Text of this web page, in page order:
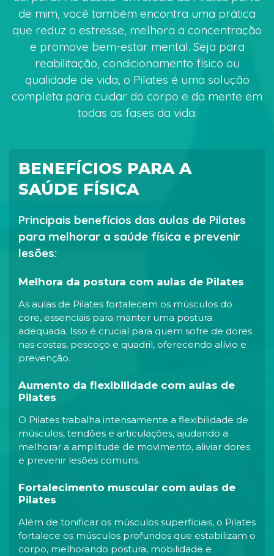
de mim, você também encontra uma prática
que reduz o estresse, melhora a concentração
e promove bem-estar mental. Seja para
reabilitação, condicionamento físico ou
qualidade de vida, o Pilates é uma solução
completa para cuidar do corpo e da mente em
todas as fases da vida.
BENEFÍCIOS PARA A
SAÚDE FÍSICA
Principais benefícios das aulas de Pilates
para melhorar a saúde física e prevenir
lesões:
Melhora da postura com aulas de Pilates
As aulas de Pilates fortalecem os músculos do
core, essenciais para manter uma postura
adequada. Isso é crucial para quem sofre de dores
nas costas, pescoço e quadril, oferecendo alívio e
prevenção.
Aumento da flexibilidade com aulas de
Pilates
O Pilates trabalha intensamente a flexibilidade de
músculos, tendões e articulações, ajudando a
melhorar a amplitude de movimento, aliviar dores
e prevenir lesões comuns.
Fortalecimento muscular com aulas de
Pilates
Além de tonificar os músculos superficiais, o Pilates
fortalece os músculos profundos que estabilizam o
corpo, melhorando postura, mobilidade e